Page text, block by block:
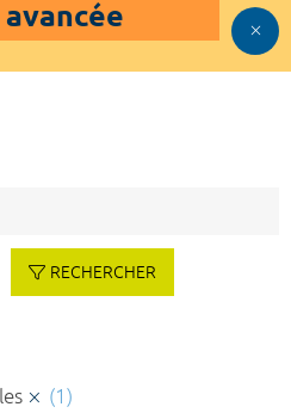
RECHERCHER
(1)